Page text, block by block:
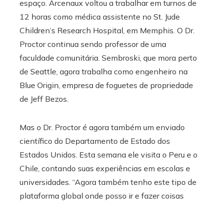
espaço. Arcenaux voltou a trabalhar em turnos de
12 horas como médica assistente no St. Jude
Children’s Research Hospital, em Memphis. O Dr.
Proctor continua sendo professor de uma
faculdade comunitária. Sembroski, que mora perto
de Seattle, agora trabalha como engenheiro na
Blue Origin, empresa de foguetes de propriedade
de Jeff Bezos.
Mas o Dr. Proctor é agora também um enviado
científico do Departamento de Estado dos
Estados Unidos. Esta semana ele visita o Peru e o
Chile, contando suas experiências em escolas e
universidades. “Agora também tenho este tipo de
plataforma global onde posso ir e fazer coisas